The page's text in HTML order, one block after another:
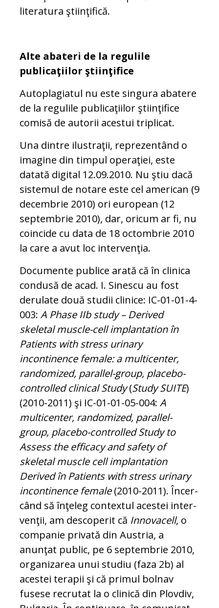
literatura ştiinţifică.
Alte abateri de la regulile
publicaţiilor ştiinţifice
Autoplagiatul nu este singura abatere
de la regulile publicaţiilor ştiinţifice
comisă de autorii acestui triplicat.
Una dintre ilustraţii, reprezentând o
ima­gine din timpul operaţiei, este
datată di­gital 12.09.2010. Nu ştiu dacă
sistemul de notare este cel american (9
decembrie 2010) ori european (12
septembrie 2010), dar, oricum ar fi, nu
coincide cu data de 18 oc­tombrie 2010
la care a avut loc in­ter­ven­ţia.
Documente publice arată că în clinica
con­dusă de acad. I. Sinescu au fost
derulate do­uă studii clinice: IC-01-01-4-
003: A Phase IIb study – Derived
skeletal mus­cle-cell implantation în
Patients with stress uri­nary
incontinence female: a mul­ticenter,
randomized, parallel-group, placebo-
con­trolled clinical Study(Study SUITE)
(2010-2011) şi IC-01-01-05-004: A
multicenter, randomized, parallel-
group, placebo-con­trolled Study to
Assess the efficacy and safety of
skeletal muscle cell implantation
Derived în Patients with stress urinary
incontinence female(2010-2011). În­cer­
când să înţeleg con­tex­tul acestei inter­
ven­ţii, am descoperit că Innovacell, o
com­pa­nie privată din Aus­tria, a
anunţat public, pe 6 septembrie 2010,
organizarea unui stu­­diu (faza 2b) al
acestei terapii şi că pri­mul bolnav
fusese recrutat la o clinică din Plovdiv,